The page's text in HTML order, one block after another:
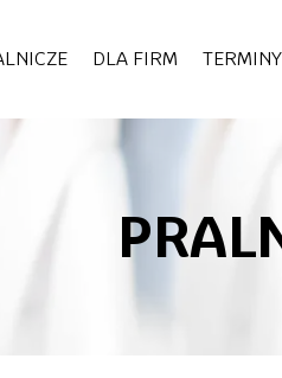
DLA FIRM